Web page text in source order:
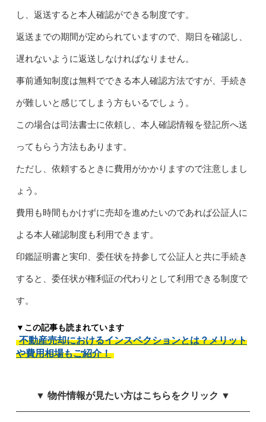
し、返送すると本人確認ができる制度です。
返送までの期間が定められていますので、期日を確認し、
遅れないように返送しなければなりません。
事前通知制度は無料でできる本人確認方法ですが、手続き
が難しいと感じてしまう方もいるでしょう。
この場合は司法書士に依頼し、本人確認情報を登記所へ送
ってもらう方法もあります。
ただし、依頼するときに費用がかかりますので注意しまし
ょう。
費用も時間もかけずに売却を進めたいのであれば公証人に
よる本人確認制度も利用できます。
印鑑証明書と実印、委任状を持参して公証人と共に手続き
すると、委任状が権利証の代わりとして利用できる制度で
す。
▼この記事も読まれています
不動産売却におけるインスペクションとは？メリット
や費用相場もご紹介！
▼ 物件情報が見たい方はこちらをクリック ▼